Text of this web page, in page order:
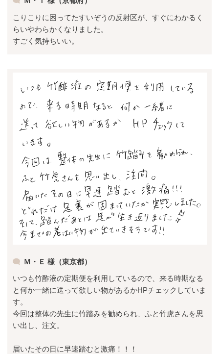
こりこりに困ってたすいぞうの反射区が、すぐにわかるく
らいやわらかくなりました。
すごく気持ちいい。
Ｍ・Ｅ 様（東京都）
いつも竹酢液の定期便を利用しているので、来る時期なる
と何か一緒に送って欲しい物があるかHPチェックしていま
す。
今回は整体の先生に竹踏みを勧められ、ふと竹虎さんを思
い出し、注文。
届いたその日に早速踏むと激痛！！！